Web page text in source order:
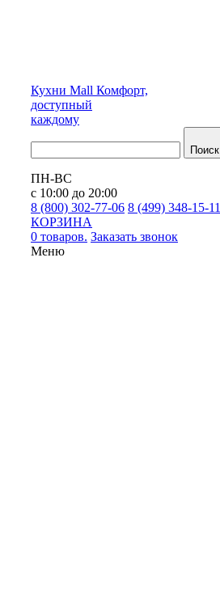
Кухни Mall Комфорт,
доступный
каждому
Поиск
ПН-ВС
с 10:00 до 20:00
8 (800) 302-77-06 8 (499) 348-15-11
КОРЗИНА
0 товаров. Заказать звонок
Меню